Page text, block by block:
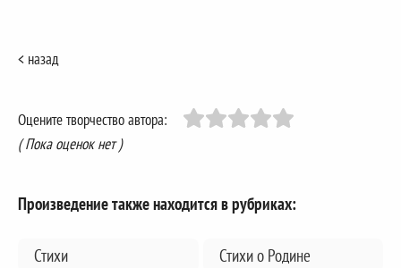
< назад
Оцените творчество автора:
( Пока оценок нет )
Произведение также находится в рубриках:
Стихи Стихи о Родине